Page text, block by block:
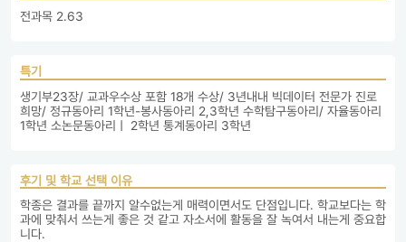
전과목 2.63
특기
생기부23장/ 교과우수상 포함 18개 수상/ 3년내내 빅데이터 전문가 진로
희망/ 정규동아리 1학년-봉사동아리 2,3학년 수학탐구동아리/ 자율동아리
1학년 소논문동아리ㅣ 2학년 통계동아리 3학년
후기 및 학교 선택 이유
학종은 결과를 끝까지 알수없는게 매력이면서도 단점입니다. 학교보다는 학
과에 맞춰서 쓰는게 좋은 것 같고 자소서에 활동을 잘 녹여서 내는게 중요합
니다.